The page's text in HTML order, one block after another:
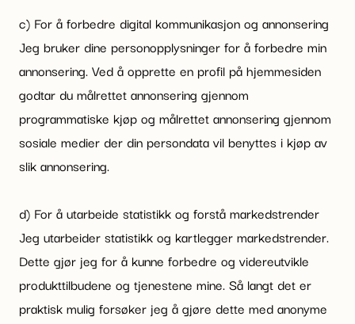
c) For å forbedre digital kommunikasjon og annonsering
Jeg bruker dine personopplysninger for å forbedre min
annonsering. Ved å opprette en profil på hjemmesiden
godtar du målrettet annonsering gjennom
programmatiske kjøp og målrettet annonsering gjennom
sosiale medier der din persondata vil benyttes i kjøp av
slik annonsering.
d) For å utarbeide statistikk og forstå markedstrender
Jeg utarbeider statistikk og kartlegger markedstrender.
Dette gjør jeg for å kunne forbedre og videreutvikle
produkttilbudene og tjenestene mine. Så langt det er
praktisk mulig forsøker jeg å gjøre dette med anonyme